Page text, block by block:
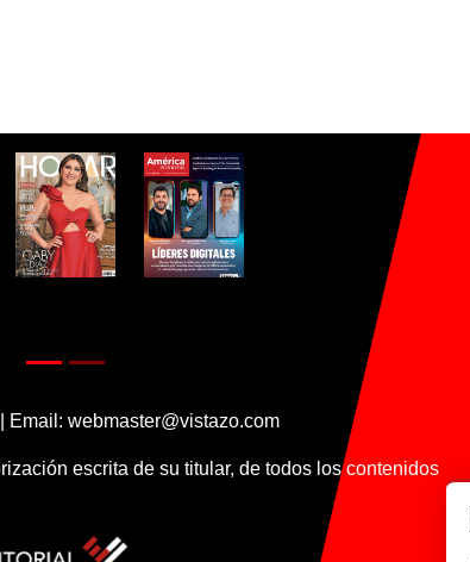
Email: webmaster@vistazo.com
escrita de su titular, de todos los contenidos